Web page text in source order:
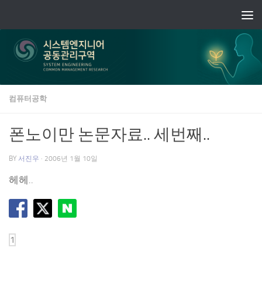
컴퓨터공학
폰노이만 논문자료.. 세번째..
BY 서진우 · 2006년 1월 10일
헤헤..